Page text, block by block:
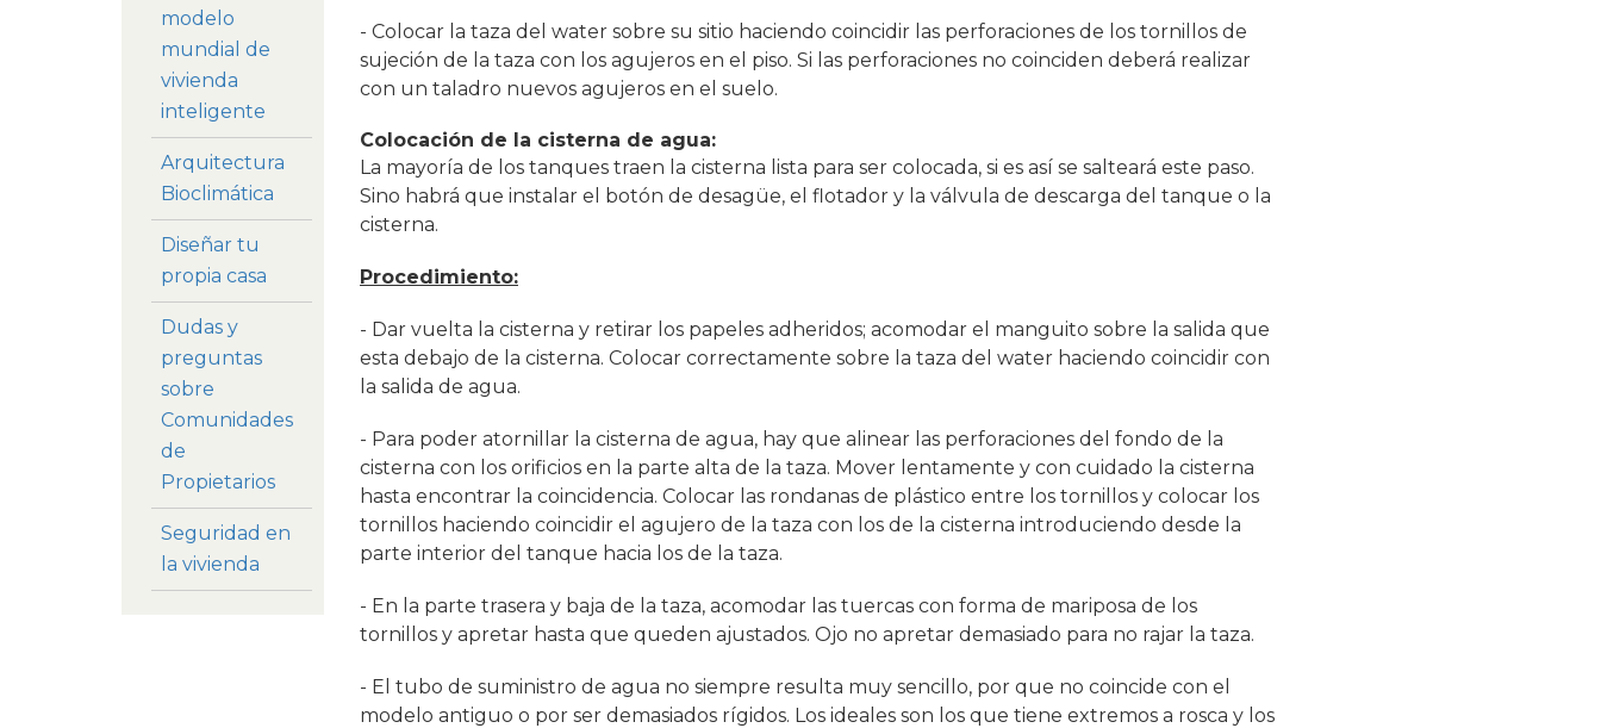
- Colocar la taza del water sobre su sitio haciendo coincidir las perforaciones de los tornillos de
sujeción de la taza con los agujeros en el piso. Si las perforaciones no coinciden deberá realizar
con un taladro nuevos agujeros en el suelo.
Colocación de la cisterna de agua:
La mayoría de los tanques traen la cisterna lista para ser colocada, si es así se salteará este paso.
Sino habrá que instalar el botón de desagüe, el flotador y la válvula de descarga del tanque o la
cisterna.
Procedimiento:
- Dar vuelta la cisterna y retirar los papeles adheridos; acomodar el manguito sobre la salida que
esta debajo de la cisterna. Colocar correctamente sobre la taza del water haciendo coincidir con
la salida de agua.
- Para poder atornillar la cisterna de agua, hay que alinear las perforaciones del fondo de la
cisterna con los orificios en la parte alta de la taza. Mover lentamente y con cuidado la cisterna
hasta encontrar la coincidencia. Colocar las rondanas de plástico entre los tornillos y colocar los
tornillos haciendo coincidir el agujero de la taza con los de la cisterna introduciendo desde la
parte interior del tanque hacia los de la taza.
- En la parte trasera y baja de la taza, acomodar las tuercas con forma de mariposa de los
tornillos y apretar hasta que queden ajustados. Ojo no apretar demasiado para no rajar la taza.
- El tubo de suministro de agua no siempre resulta muy sencillo, por que no coincide con el
modelo antiguo o por ser demasiados rígidos. Los ideales son los que tiene extremos a rosca y los
modelo
mundial de
vivienda
inteligente
Arquitectura
Bioclimática
Diseñar tu
propia casa
Dudas y
preguntas
sobre
Comunidades
de
Propietarios
Seguridad en
la vivienda